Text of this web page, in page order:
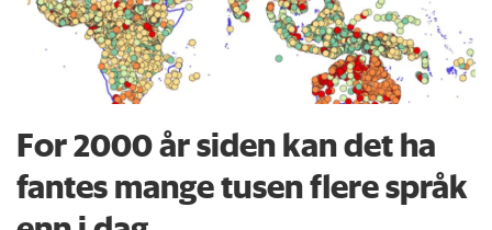
For 2000 år siden kan det ha
fantes mange tusen flere språk